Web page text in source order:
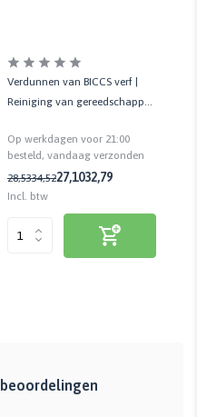
Verdunnen van BICCS verf |
Reiniging van gereedschappen
Op werkdagen voor 21:00
besteld, vandaag verzonden
28,5334,5227,1032,79
Incl. btw
beoordelingen